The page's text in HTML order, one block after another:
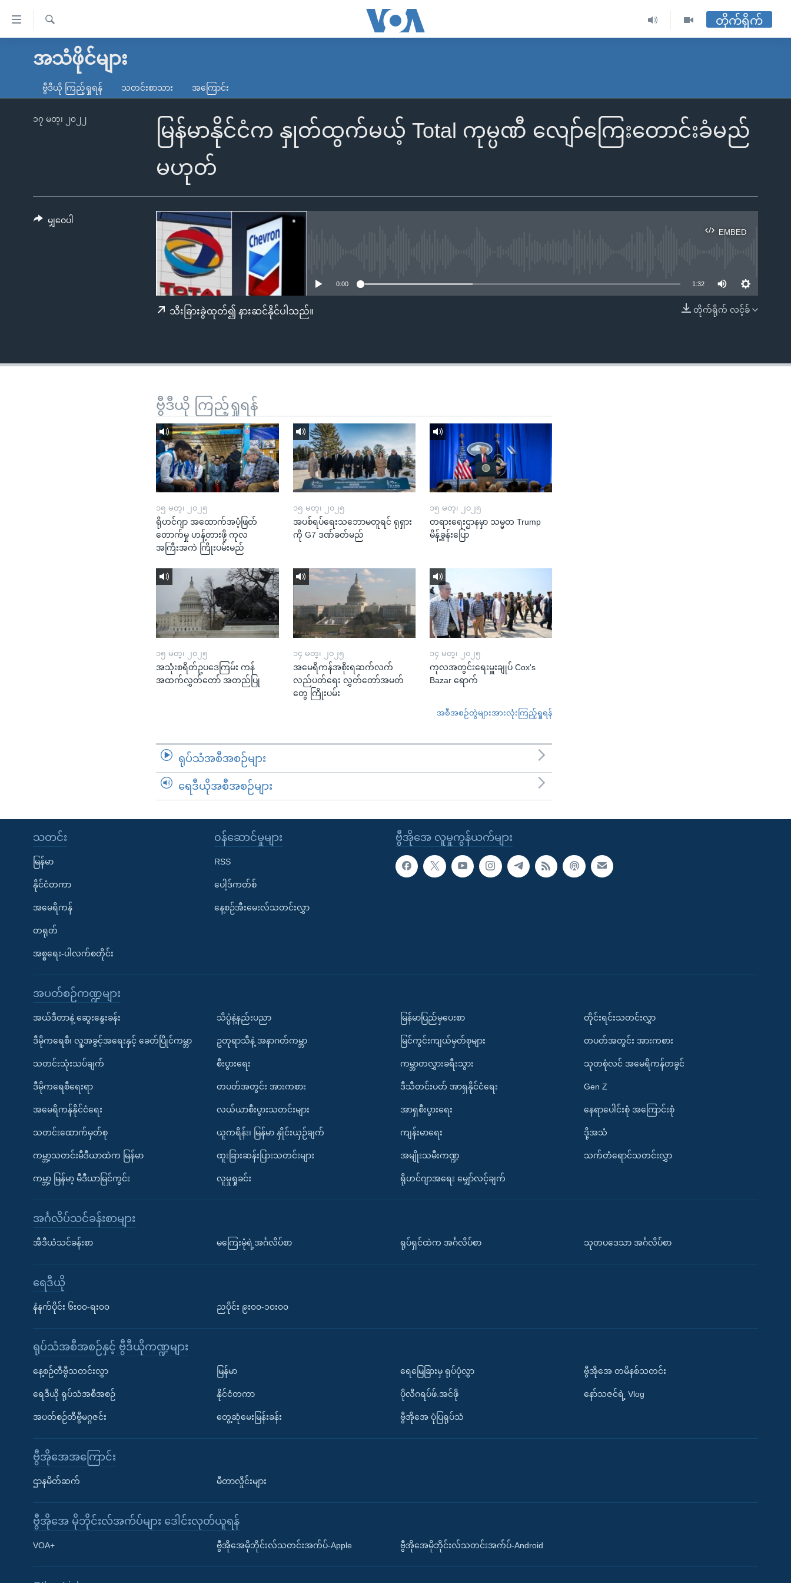
လွယ်ကူ
သည့်
ရန်
မူလစာမျက်နှာ
ကမ္ဘာ့သတင်းများ
နိုင်ငံတကာ
မကြေးမုံရဲ့ အင်္ဂလိပ်စာ
ရေဒီယို
ရေဒီယိုနှင့်ရုပ်သံ အချက်အလက်များ
Learning English
ရ
တိုက်ရိုက်
အသံဖိုင်များ
ဗွီဒီယို ကြည့်ရှုရန် သတင်းစာသား အကြောင်း
မြန်မာနိုင်ငံက နှုတ်ထွက်မယ့် Total ကုမ္ပဏီ လျော်ကြေးတောင်းခံမည်
မဟုတ်
၁၇ မတ္၊ ၂၀၂၂
EMBED
EMBED
0:00 1:32
တိုက်ရိုက် လင့်ခ်
သီးခြားခွဲထုတ်၍ နားဆင်နိုင်ပါသည်။
မျှဝေပါ
ဗွီဒီယို ကြည့်ရှုရန်
၁၅ မတ္၊ ၂၀၂၅
ရိုဟင်ဂျာ အထောက်အပံ့ဖြတ်
တောက်မှု ဟန့်တားဖို့ ကုလ
အကြီးအကဲ ကြိုးပမ်းမည်
၁၅ မတ္၊ ၂၀၂၅
အပစ်ရပ်ရေးသဘောမတူရင် ရုရှား
ကို G7 ဒဏ်ခတ်မည်
၁၅ မတ္၊ ၂၀၂၅
တရားရေးဌာနမှာ သမ္မတ Trump
မိန့်ခွန်းပြော
၁၅ မတ္၊ ၂၀၂၅
အသုံးစရိတ်ဥပဒေကြမ်း ကန်
အထက်လွှတ်တော် အတည်ပြု
၁၄ မတ္၊ ၂၀၂၅
အမေရိကန်အစိုးရဆက်လက်
လည်ပတ်ရေး လွှတ်တော်အမတ်
တွေ ကြိုးပမ်း
၁၄ မတ္၊ ၂၀၂၅
ကုလအတွင်းရေးမှူးချုပ် Cox's
Bazar ရောက်
အစီအစဉ်တွဲများအားလုံးကြည့်ရှုရန်
ရုပ်သံအစီအစဉ်များ
ရေဒီယိုအစီအစဉ်များ
ဗွီအိုအေ လူမှုကွန်ယက်များ
သတင်း
မြန်မာ
နိုင်ငံတကာ
အမေရိကန်
တရုတ်
အစ္စရေး-ပါလက်စတိုင်း
၀န်ဆောင်မှုများ
RSS
ပေါ့ဒ်ကတ်စ်
နေ့စဉ်အီးမေးလ်သတင်းလွှာ
အပတ်စဉ်ကဏ္ဍများ
အယ်ဒီတာနဲ့ ဆွေးနွေးခန်း
ဒီမိုကရေစီ၊ လူ့အခွင့်အရေးနှင့် ခေတ်ပြိုင်ကမ္ဘာ
သတင်းသုံးသပ်ချက်
ဒီမိုကရေစီရေးရာ
အမေရိကန်နိုင်ငံရေး
သတင်းထောက်မှတ်စု
ကမ္ဘာ့သတင်းမီဒီယာထဲက မြန်မာ
ကမ္ဘာ့ မြန်မာ့ မီဒီယာမြင်ကွင်း
သိပ္ပံနဲ့နည်းပညာ
ဥတုရာသီနဲ့ အနာဂတ်ကမ္ဘာ
စီးပွားရေး
တပတ်အတွင်း အားကစား
လယ်ယာစီးပွားသတင်းများ
ယူကရိန်း၊ မြန်မာ နှိုင်းယှဉ်ချက်
ထူးခြားဆန်းပြားသတင်းများ
လူမှုရှုခင်း
မြန်မာပြည်မှပေးစာ
မြင်ကွင်းကျယ်မှတ်စုများ
ကမ္ဘာတလွှားခရီးသွား
ဒီသီတင်းပတ် အာရှနိုင်ငံရေး
အာရှစီးပွားရေး
ကျန်းမာရေး
အမျိုးသမီးကဏ္ဍ
ရိုဟင်ဂျာအရေး မျှော်လင့်ချက်
တိုင်းရင်းသတင်းလွှာ
တပတ်အတွင်း အားကစား
သုတစုံလင် အမေရိကန်တခွင်
Gen Z
နေရာပေါင်းစုံ အကြောင်းစုံ
ဒို့အသံ
သက်တံရောင်သတင်းလွှာ
အင်္ဂလိပ်သင်ခန်းစာများ
အီဒီယံသင်ခန်းစာ မကြေးမုံရဲ့အင်္ဂလိပ်စာ ရုပ်ရှင်ထဲက အင်္ဂလိပ်စာ သုတပဒေသာ အင်္ဂလိပ်စာ
ရေဒီယို
နံနက်ပိုင်း ၆း၀၀-ရး၀၀ ညပိုင်း ၉း၀၀-၁၀း၀၀
ရုပ်သံအစီအစဉ်နှင့် ဗွီဒီယိုကဏ္ဍများ
နေ့စဉ်တီဗွီသတင်းလွှာ
ရေဒီယို ရုပ်သံအစီအစဉ်
အပတ်စဉ်တီဗွီမဂ္ဂဇင်း
မြန်မာ
နိုင်ငံတကာ
တွေ့ဆုံမေးမြန်းခန်း
ရေမြေခြားမှ ရုပ်ပုံလွှာ
ပိုလီဂရပ်ဖ်.အင်ဖို
ဗွီအိုအေ ပုံပြရုပ်သံ
ဗွီအိုအေ တမိနစ်သတင်း
နော်သဇင်ရဲ့ Vlog
ဗွီအိုအေအကြောင်း
ဌာနမိတ်ဆက် မီတာလှိုင်းများ
ဗွီအိုအေ မိုဘိုင်းလ်အက်ပ်များ ဒေါင်းလုတ်ယူရန်
VOA+ ဗွီအိုအေမိုဘိုင်းလ်သတင်းအက်ပ်-Apple ဗွီအိုအေမိုဘိုင်းလ်သတင်းအက်ပ်-Android